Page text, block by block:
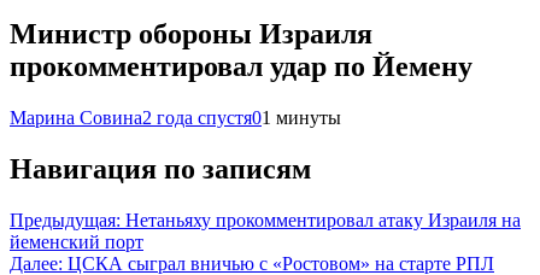
Министр обороны Израиля
прокомментировал удар по Йемену
Марина Совина2 года спустя01 минуты
Навигация по записям
Предыдущая: Нетаньяху прокомментировал атаку Израиля на
йеменский порт
Далее: ЦСКА сыграл вничью с «Ростовом» на старте РПЛ